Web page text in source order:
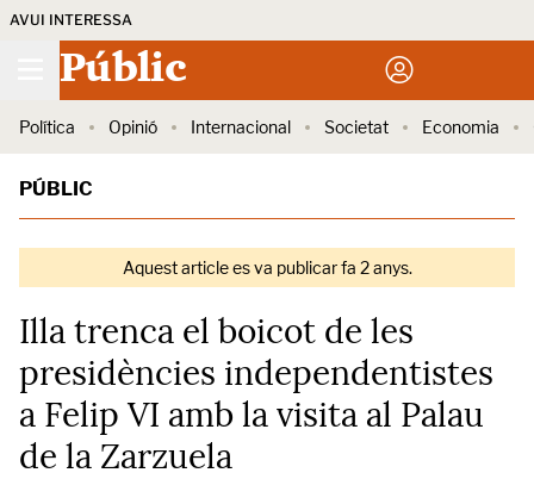
AVUI INTERESSA
Públic
Política Opinió Internacional Societat Economia
PÚBLIC
Aquest article es va publicar fa 2 anys.
Illa trenca el boicot de les
presidències independentistes
a Felip VI amb la visita al Palau
de la Zarzuela